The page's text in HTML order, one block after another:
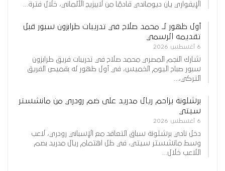
الإيفواري يان ديوماندي قادمًا من لايبزيج الألماني، خلال فترة…
أول ظهور لـ محمد صلاح في تدريبات طرابزون سبور قبل
تقديمه الرسمي
6 أغسطس 2026
شارك النجم المصري محمد صلاح في تدريبات فريق طرابزون
سبور صباح اليوم الخميس، في أول ظهور له بقميص الفريق
التركي،…
برشلونة يزاحم ريال مدريد على ضم رودري من مانشستر
سيتي
6 أغسطس 2026
دخل نادي برشلونة سباق التعاقد مع الإسباني رودري، لاعب
وسط مانشستر سيتي، في ظل اهتمام ريال مدريد بضم
اللاعب خلال…